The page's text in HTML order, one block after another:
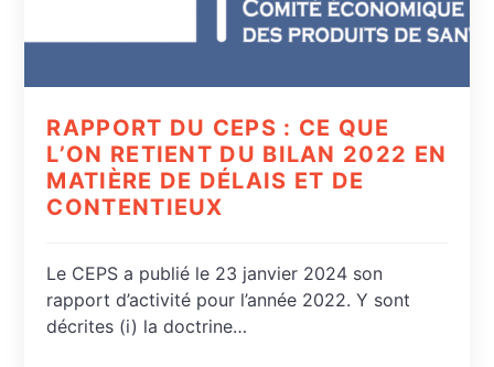
RAPPORT DU CEPS : CE QUE
L’ON RETIENT DU BILAN 2022 EN
MATIÈRE DE DÉLAIS ET DE
CONTENTIEUX
Le CEPS a publié le 23 janvier 2024 son
rapport d’activité pour l’année 2022. Y sont
décrites (i) la doctrine…